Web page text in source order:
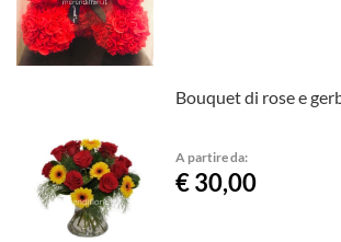
Bouquet di rose e
A partire da:
€ 30,00